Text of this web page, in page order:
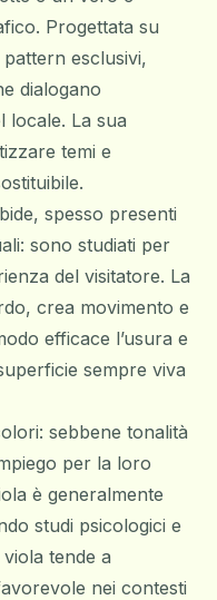
Progettata su
esclusivi,
dialogano
locale. La sua
temi e
spesso presenti
sono studiati per
del visitatore. La
crea movimento e
efficace l’usura e
sempre viva
sebbene tonalità
per la loro
è generalmente
studi psicologici e
tende a
nei contesti